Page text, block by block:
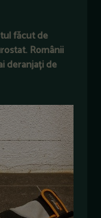
făcut de
Românii
deranjați de